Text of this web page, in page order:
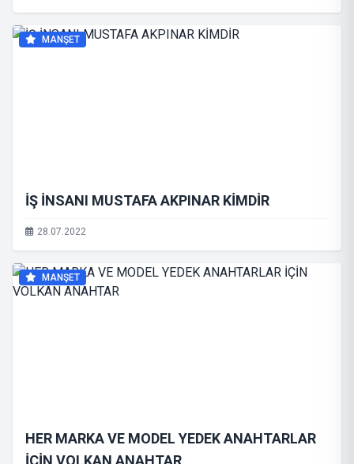
MANŞET
İŞ İNSANI MUSTAFA AKPINAR KİMDİR
28.07.2022
MANŞET
HER MARKA VE MODEL YEDEK ANAHTARLAR
İÇİN VOLKAN ANAHTAR